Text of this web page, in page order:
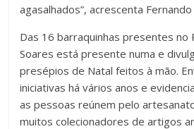
agasalhados”, acrescenta Fernando
Das 16 barraquinhas presentes no
Soares está presente numa e
presépios de Natal feitos à mão.
iniciativas há vários anos e
as pessoas reúnem pelo
muitos colecionadores de artigos